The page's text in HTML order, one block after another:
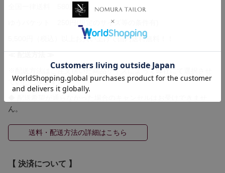
全国一律送料 580円
ゆうパケット 250円(規定のサイズ等の条件有)
5,500円（税込）以上お買い上げで国内送料無料！！
※配送方法はご注文頂いた商品サイズによって弊社にて選択させ
ていただきます。
ん。
送料・配送方法の詳細はこちら
【 決済について 】